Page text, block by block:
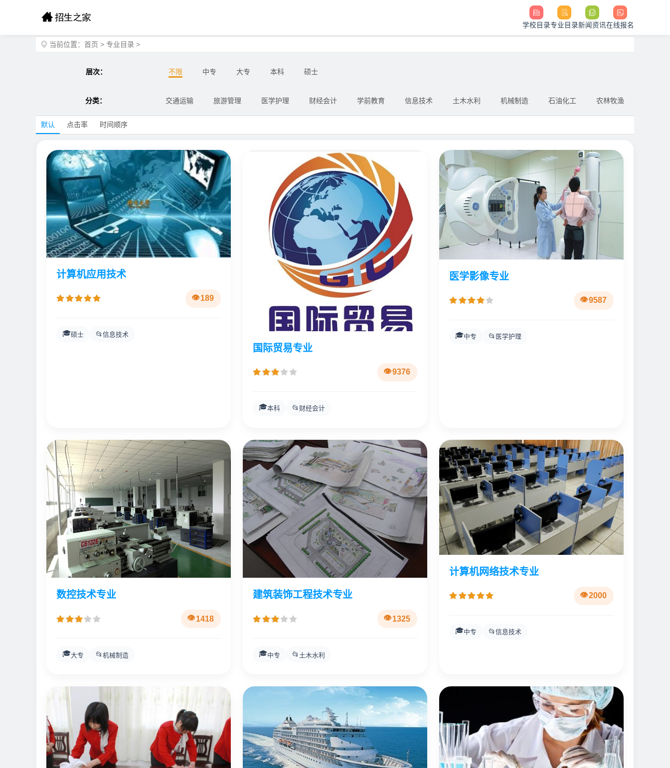
学校目录专业目录新闻资讯在线报名
当前位置： 首页 > 专业目录 >
层次： 不限 中专 大专 本科 硕士
分类： 交通运输 旅游管理 医学护理 财经会计 学前教育 信息技术 土木水利 机械制造 石油化工 农林牧渔
默认 点击率 时间顺序
计算机应用技术
189
🎓硕士 📂 信息技术
国际贸易专业
9376
🎓本科 📂 财经会计
医学影像专业
9587
🎓中专 📂 医学护理
数控技术专业
1418
🎓大专 📂 机械制造
建筑装饰工程技术专业
1325
🎓中专 📂 土木水利
计算机网络技术专业
2000
🎓中专 📂 信息技术